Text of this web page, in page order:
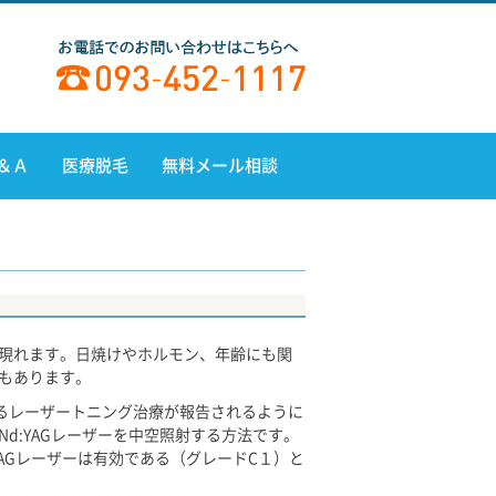
Ａ 医療脱毛 無料メール相談
れます。日焼けやホルモン、年齢にも関
ります。
ーザートニング治療が報告されるように
レーザーを中空照射する方法です。
レーザーは有効である（グレードC１）と